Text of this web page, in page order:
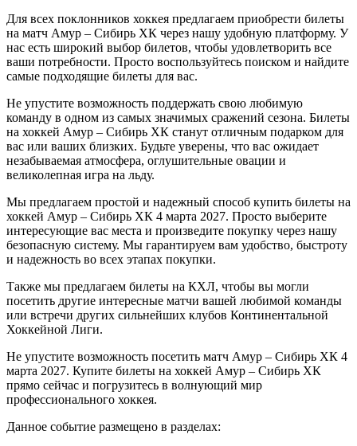
Для всех поклонников хоккея предлагаем приобрести билеты
на матч Амур – Сибирь ХК через нашу удобную платформу. У
нас есть широкий выбор билетов, чтобы удовлетворить все
ваши потребности. Просто воспользуйтесь поиском и найдите
самые подходящие билеты для вас.
Не упустите возможность поддержать свою любимую
команду в одном из самых значимых сражений сезона. Билеты
на хоккей Амур – Сибирь ХК станут отличным подарком для
вас или ваших близких. Будьте уверены, что вас ожидает
незабываемая атмосфера, оглушительные овации и
великолепная игра на льду.
Мы предлагаем простой и надежный способ купить билеты на
хоккей Амур – Сибирь ХК 4 марта 2027. Просто выберите
интересующие вас места и произведите покупку через нашу
безопасную систему. Мы гарантируем вам удобство, быстроту
и надежность во всех этапах покупки.
Также мы предлагаем билеты на КХЛ, чтобы вы могли
посетить другие интересные матчи вашей любимой команды
или встречи других сильнейших клубов Континентальной
Хоккейной Лиги.
Не упустите возможность посетить матч Амур – Сибирь ХК 4
марта 2027. Купите билеты на хоккей Амур – Сибирь ХК
прямо сейчас и погрузитесь в волнующий мир
профессионального хоккея.
Данное событие размещено в разделах: